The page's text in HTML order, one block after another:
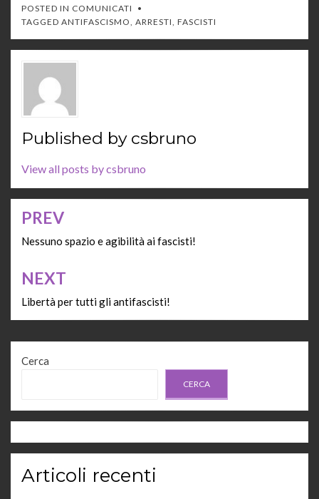
POSTED IN COMUNICATI
TAGGED ANTIFASCISMO, ARRESTI, FASCISTI
Published by csbruno
View all posts by csbruno
Navigazione
articoli
PREV
Nessuno spazio e agibilità ai fascisti!
NEXT
Libertà per tutti gli antifascisti!
Cerca
CERCA
Articoli recenti